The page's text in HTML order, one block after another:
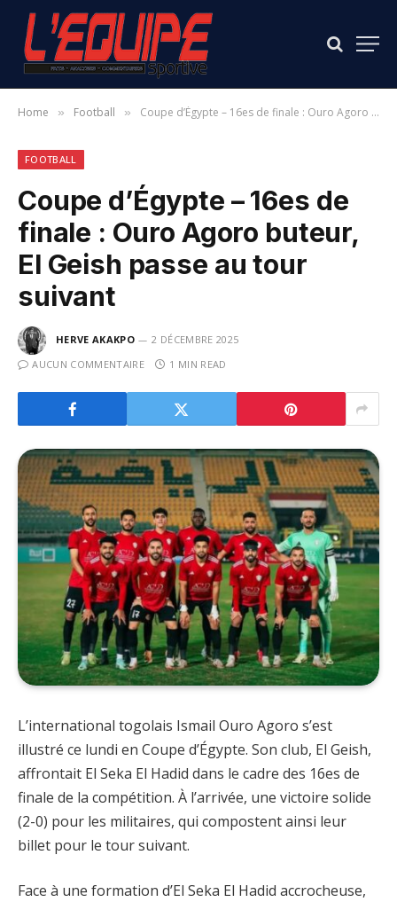
Home » Football » Coupe d’Égypte – 16es de finale : Ouro Agoro buteur, El Geish passe au tour suivant
FOOTBALL
Coupe d’Égypte – 16es de
finale : Ouro Agoro buteur,
El Geish passe au tour
suivant
HERVE AKAKPO
2 DÉCEMBRE 2025
AUCUN COMMENTAIRE
1 MIN READ
L’international togolais Ismail Ouro Agoro s’est
illustré ce lundi en Coupe d’Égypte. Son club, El Geish,
affrontait El Seka El Hadid dans le cadre des 16es de
finale de la compétition. À l’arrivée, une victoire solide
(2-0) pour les militaires, qui compostent ainsi leur
billet pour le tour suivant.
Face à une formation d’El Seka El Hadid accrocheuse,